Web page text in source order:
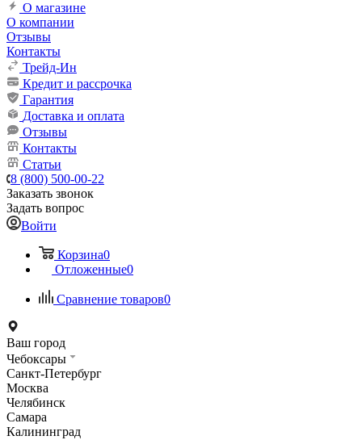
О магазине
О компании
Отзывы
Контакты
Трейд-Ин
Кредит и рассрочка
Гарантия
Доставка и оплата
Отзывы
Контакты
Статьи
8 (800) 500-00-22
Заказать звонок
Задать вопрос
Войти
Корзина0
Отложенные0
Сравнение товаров0
Ваш город
Чебоксары
Санкт-Петербург
Москва
Челябинск
Самара
Калининград